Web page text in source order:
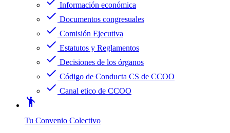
Información económica
check Documentos congresuales
check Comisión Ejecutiva
check Estatutos y Reglamentos
check Decisiones de los órganos
check Código de Conducta CS de CCOO
check Canal etico de CCOO
emoji_people
Tu Convenio Colectivo